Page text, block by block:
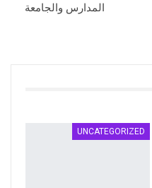
المدارس والجامعة
UNCATEGORIZED